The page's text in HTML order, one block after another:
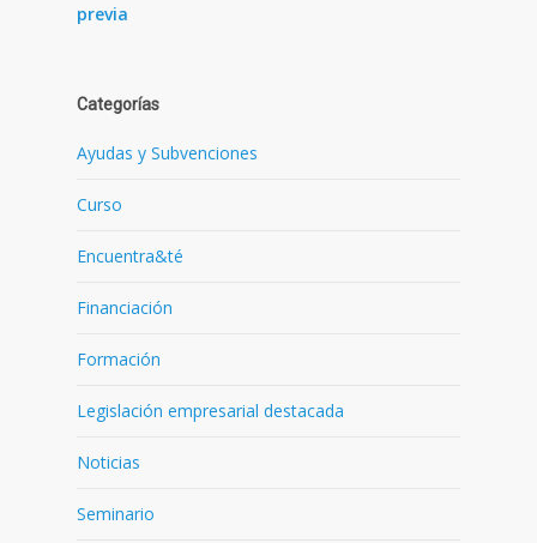
previa
Categorías
Ayudas y Subvenciones
Curso
Encuentra&té
Financiación
Formación
Legislación empresarial destacada
Noticias
Seminario